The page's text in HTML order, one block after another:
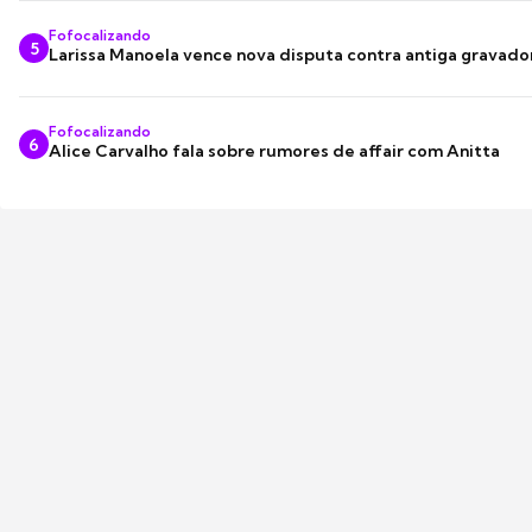
5
Fofocalizando
Larissa Manoela vence nova disputa contra antiga
6
Fofocalizando
Alice Carvalho fala sobre rumores de affair com Anitta